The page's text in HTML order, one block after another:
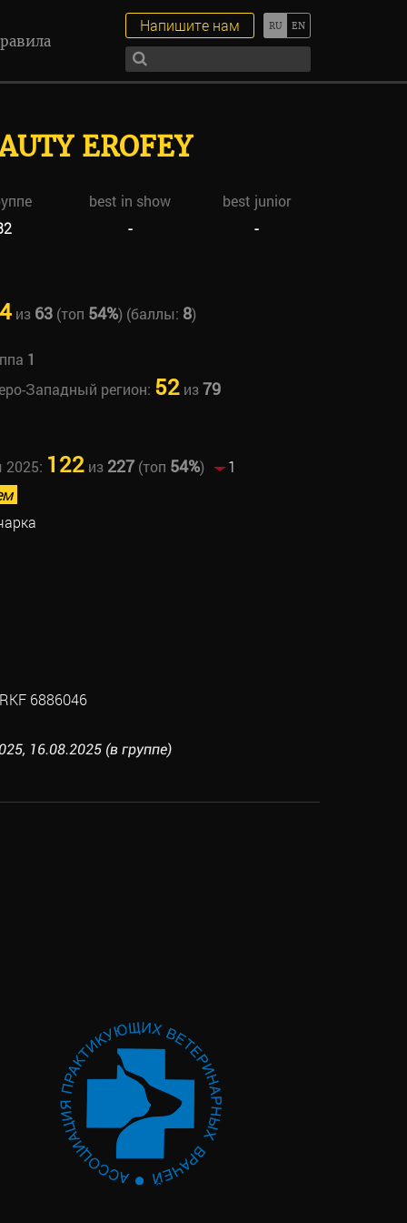
Напишите нам
EROFEY
best in show
best junior
- -
из 63(топ 54%) (баллы: 8)
1
Западный регион: 52из79
2025: 122из 227(топ 54%)
1
6886046
16.08.2025 (в группе)